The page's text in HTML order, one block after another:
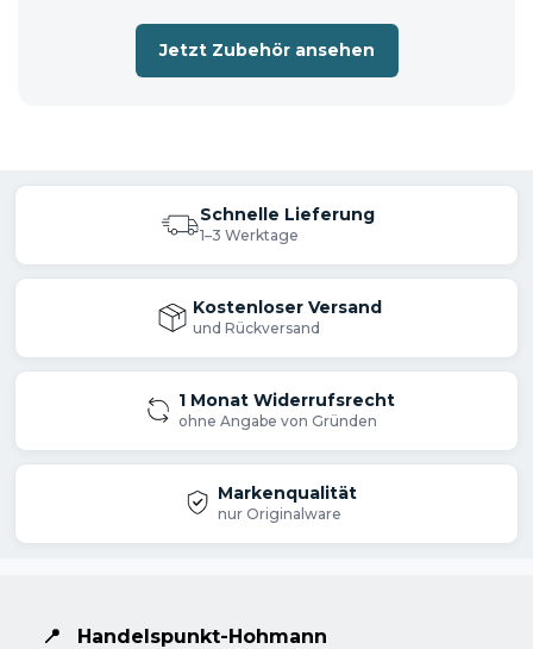
Jetzt Zubehör ansehen
Schnelle Lieferung
1–3 Werktage
Kostenloser Versand
und Rückversand
1 Monat Widerrufsrecht
ohne Angabe von Gründen
Markenqualität
nur Originalware
📍
Handelspunkt-Hohmann